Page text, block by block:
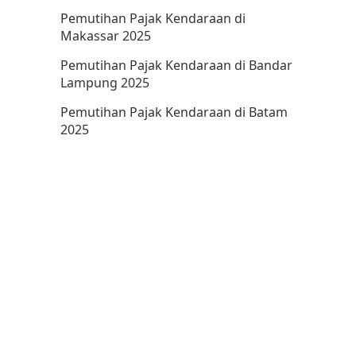
Pemutihan Pajak Kendaraan di
Makassar 2025
Pemutihan Pajak Kendaraan di Bandar
Lampung 2025
Pemutihan Pajak Kendaraan di Batam
2025